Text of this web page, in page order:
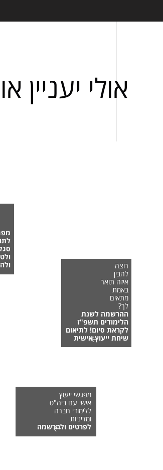
אולי יעניין
רוצה
להבין
איזה תואר
באמת
מתאים
לך?
ההרשמה לשנת
הלימודים תשפ"ז
לקראת סיום! לתיאום
שיחת ייעוץ אישית
מפגשי ייעוץ
אישי עם ביה"ס
ללימודי חברה
ומדיניות
לפרטים ולהרשמה